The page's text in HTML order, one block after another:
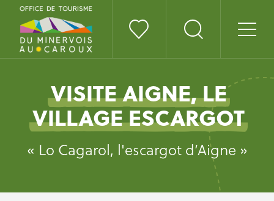
VISITE AIGNE, LE
VILLAGE ESCARGOT
« Lo Cagarol, l'escargot d’Aigne »